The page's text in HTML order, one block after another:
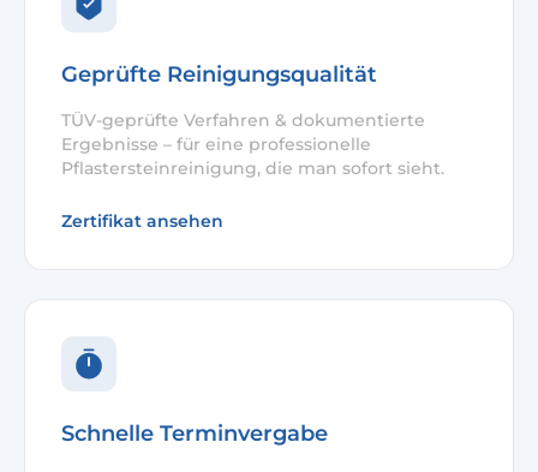
Geprüfte Reinigungsqualität
TÜV-geprüfte Verfahren & dokumentierte
Ergebnisse – für eine professionelle
Pflastersteinreinigung, die man sofort sieht.
Zertifikat ansehen
Schnelle Terminvergabe